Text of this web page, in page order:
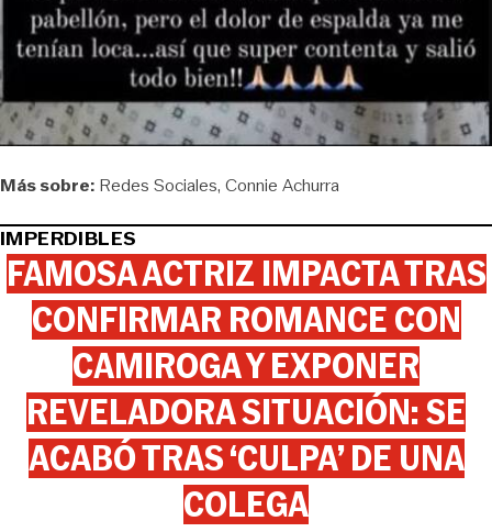
Más sobre: Redes Sociales Connie Achurra
IMPERDIBLES
FAMOSA ACTRIZ IMPACTA TRAS
CONFIRMAR ROMANCE CON
CAMIROGA Y EXPONER
REVELADORA SITUACIÓN: SE
ACABÓ TRAS ‘CULPA’ DE UNA
COLEGA